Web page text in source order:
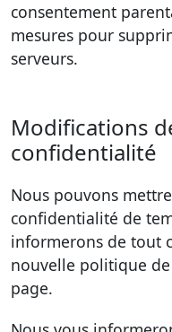
consentement
mesures pour
serveurs.
Modifications
confidentialité
Nous pouvons
confidentialité de
informerons de tout
nouvelle politique
page.